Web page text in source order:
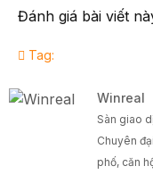
Đánh giá bài viết
Tag:
Winreal
Sàn giao
Chuyên
phố, căn